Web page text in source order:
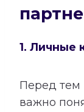
1. Личные
Перед тем
важно